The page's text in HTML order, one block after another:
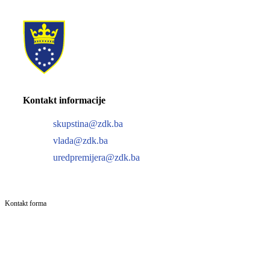
Kontakt informacije
skupstina@zdk.ba
vlada@zdk.ba
uredpremijera@zdk.ba
Kontakt forma